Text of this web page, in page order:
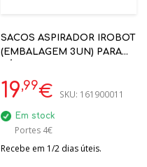
SACOS ASPIRADOR IROBOT
(EMBALAGEM 3UN) PARA
19,99€ SKU: 161900011
Em stock
Portes 4€
Recebe em 1/2 dias úteis.